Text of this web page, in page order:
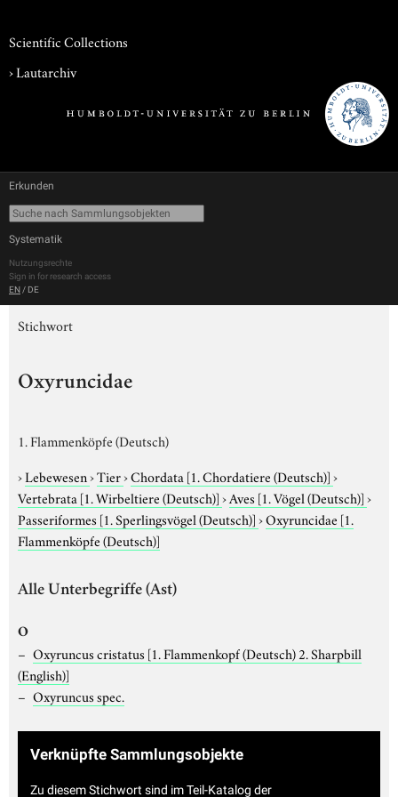
Scientific Collections
›Lautarchiv
Erkunden
Systematik
Nutzungsrechte
Sign in for research access
EN / DE
Stichwort
Oxyruncidae
1. Flammenköpfe (Deutsch)
›Lebewesen›Tier›Chordata [1. Chordatiere (Deutsch)]›
Vertebrata [1. Wirbeltiere (Deutsch)]›Aves [1. Vögel (Deutsch)]›
Passeriformes [1. Sperlingsvögel (Deutsch)]›Oxyruncidae [1.
Flammenköpfe (Deutsch)]
Alle Unterbegriffe (Ast)
O
Oxyruncus cristatus [1. Flammenkopf (Deutsch) 2. Sharpbill
(English)]
Oxyruncus spec.
Verknüpfte Sammlungsobjekte
Zu diesem Stichwort sind im Teil-Katalog der